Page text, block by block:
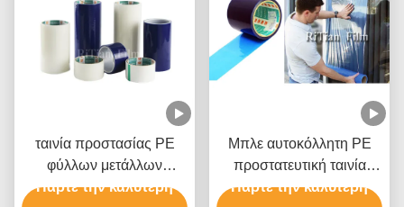
ταινία προστασίας PE
φύλλων μετάλλων
0.05mm μπλε για τη
Πάρτε την καλύτερη
Μπλε αυτοκόλλητη PE
προστατευτική ταινία
παραθύρων ταινιών
Πάρτε την καλύτερη